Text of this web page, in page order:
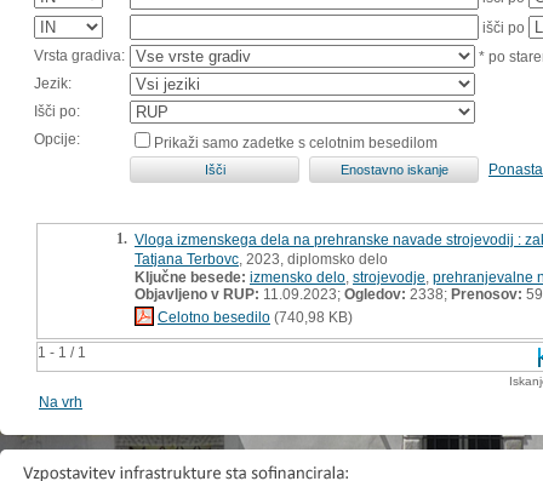
išči po
Vrsta gradiva:
* po
Jezik:
Išči po:
Opcije:
Prikaži samo zadetke s celotnim besedilom
1 - 1 / 1
1. Vloga izmenskega dela na prehranske navade strojevodij :
Tatjana Terbovc , 2023, diplomsko delo
Ključne besede: izmensko delo strojevodje prehranjevalne
Objavljeno v RUP: 11.09.2023; Ogledov: 2338; Prenosov: 59
Celotno besedilo (740,98 KB)
Na vrh